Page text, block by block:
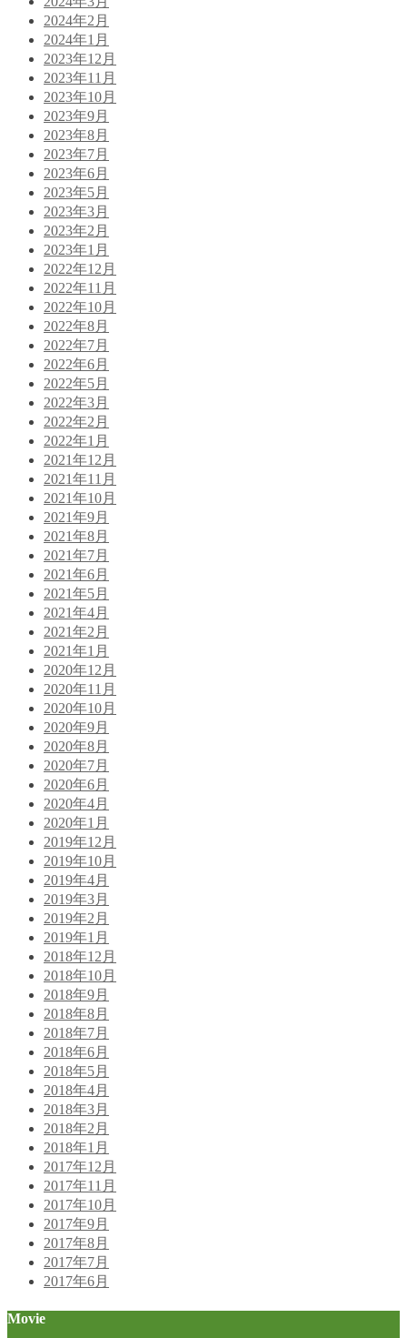
2024年2月
2024年1月
2023年12月
2023年11月
2023年10月
2023年9月
2023年8月
2023年7月
2023年6月
2023年5月
2023年3月
2023年2月
2023年1月
2022年12月
2022年11月
2022年10月
2022年8月
2022年7月
2022年6月
2022年5月
2022年3月
2022年2月
2022年1月
2021年12月
2021年11月
2021年10月
2021年9月
2021年8月
2021年7月
2021年6月
2021年5月
2021年4月
2021年2月
2021年1月
2020年12月
2020年11月
2020年10月
2020年9月
2020年8月
2020年7月
2020年6月
2020年4月
2020年1月
2019年12月
2019年10月
2019年4月
2019年3月
2019年2月
2019年1月
2018年12月
2018年10月
2018年9月
2018年8月
2018年7月
2018年6月
2018年5月
2018年4月
2018年3月
2018年2月
2018年1月
2017年12月
2017年11月
2017年10月
2017年9月
2017年8月
2017年7月
2017年6月
Movie